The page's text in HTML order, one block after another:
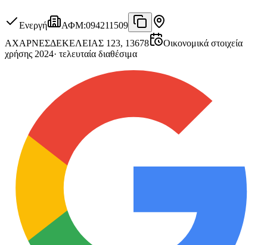
Ενεργή ΑΦΜ:094211509
ΑΧΑΡΝΕΣΔΕΚΕΛΕΙΑΣ 123, 13678
Οικονομικά στοιχεία
χρήσης 2024· τελευταία διαθέσιμα